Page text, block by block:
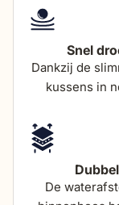
zitdiepte
hoogte
breedte
kussen)
Snel
Dankzij de
kussens in
De